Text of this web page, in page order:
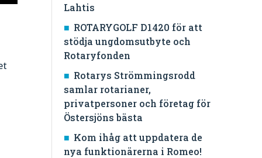
Lahtis
ROTARYGOLF D1420 för att
stödja ungdomsutbyte och
Rotaryfonden
Rotarys Strömmingsrodd
samlar rotarianer,
privatpersoner och företag för
Östersjöns bästa
Kom ihåg att uppdatera de
nya funktionärerna i Romeo!